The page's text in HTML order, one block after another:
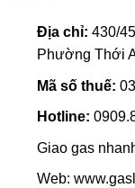
Địa chỉ: 430/
Phường Thới
Mã số thuế:
Hotline:
Giao gas
Web: